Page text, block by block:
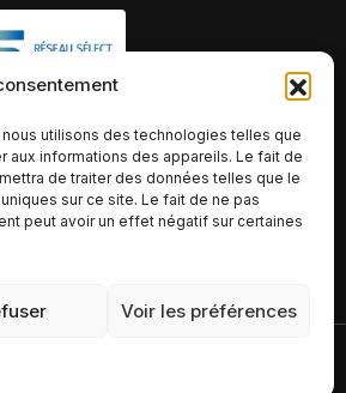
utilisons des technologies telles que
informations des appareils. Le fait de
de traiter des données telles que le
sur ce site. Le fait de ne pas
peut avoir un effet négatif sur certaines
Voir les préférences